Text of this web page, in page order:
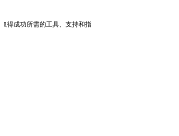
得成功所需的工具、支持和指